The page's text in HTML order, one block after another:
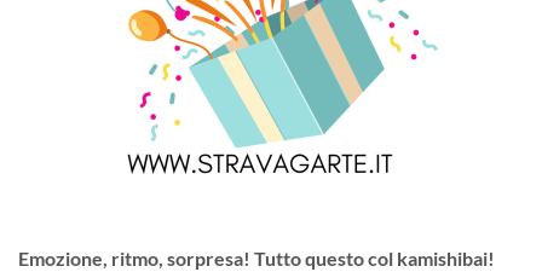
Emozione, ritmo, sorpresa! Tutto questo col kamishibai!